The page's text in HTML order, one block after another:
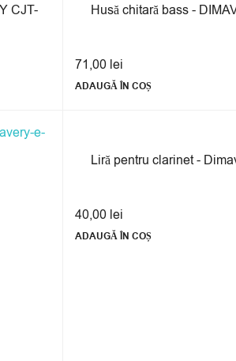
CJT-
Husă chitară bass -
71,00 lei
ADAUGĂ ÎN COȘ
Liră pentru clarinet -
40,00 lei
ADAUGĂ ÎN COȘ